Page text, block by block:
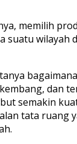
memilih
suatu wilayah
dan
semakin
tata ruang